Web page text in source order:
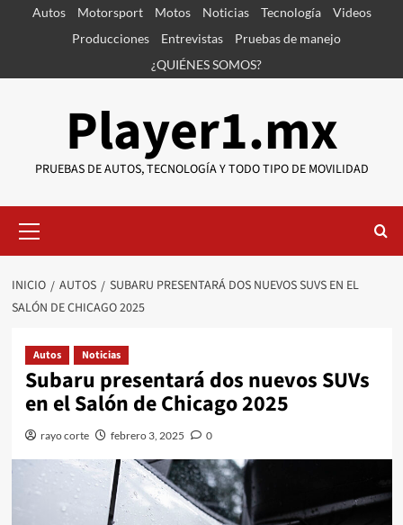
SaltarAutos Motorsport Motos Noticias Tecnología
Videos
Producciones
Entrevistas
Pruebas de manejo
¿QUIÉNES SOMOS?
Player1.mx
PRUEBAS DE AUTOS, TECNOLOGÍA Y TODO TIPO DE MOVILIDAD
primario
INICIO AUTOS
SUBARU PRESENTARÁ DOS NUEVOS SUVS EN EL
SALÓN DE CHICAGO 2025
Autos Noticias
Subaru presentará dos nuevos SUVs
en el Salón de Chicago 2025
rayo corte febrero 3, 2025 0